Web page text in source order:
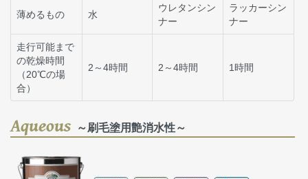
薄めるもの 水
ウレタンシン
ナー
ラッカーシン
ナー
走行可能まで
の乾燥時間
（20℃の場
合）
2～4時間 2～4時間 1時間
Aqueous ～刷毛塗用艶消水性～